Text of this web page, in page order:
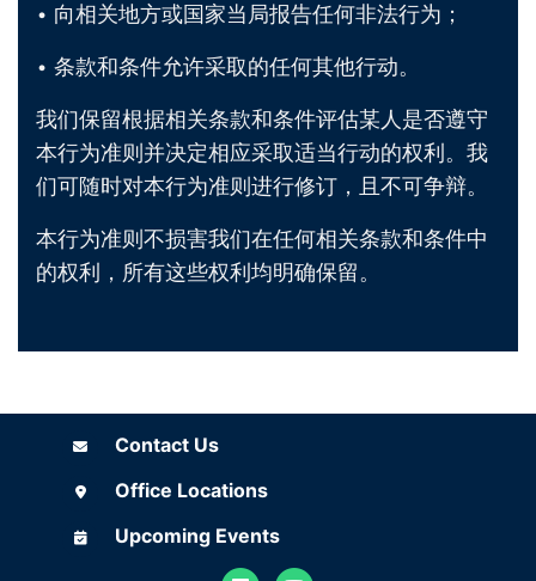
• 向相关地方或国家当局报告任何非法行为；
• 条款和条件允许采取的任何其他行动。
我们保留根据相关条款和条件评估某人是否遵守
本行为准则并决定相应采取适当行动的权利。我
们可随时对本行为准则进行修订，且不可争辩。
本行为准则不损害我们在任何相关条款和条件中
的权利，所有这些权利均明确保留。
Contact Us
Contact Us
Office Locations
Office Locations
Upcoming Events
Upcoming Events